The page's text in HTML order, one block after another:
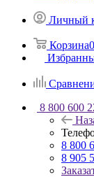
Личный
Корзина0
8 800 600
8 800
8 905